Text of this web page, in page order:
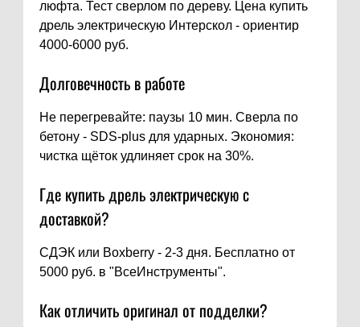
люфта. Тест сверлом по дереву. Цена купить
дрель электрическую Интерскол - ориентир
4000-6000 руб.
Долговечность в работе
Не перегревайте: паузы 10 мин. Сверла по
бетону - SDS-plus для ударных. Экономия:
чистка щёток удлиняет срок на 30%.
Где купить дрель электрическую с
доставкой?
СДЭК или Boxberry - 2-3 дня. Бесплатно от
5000 руб. в "ВсеИнструменты".
Как отличить оригинал от подделки?